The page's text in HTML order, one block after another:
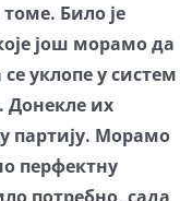
Било је
још морамо да
уклопе у систем
Донекле их
партију. Морамо
перфектну